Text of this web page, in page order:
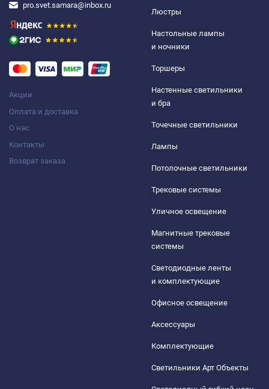
pro.svet.samara@inbox.ru
Акции
Оплата и доставка
О нас
Контакты
Возврат заказа
Люстры
Настольные лампы
и ночники
Торшеры
Настенные светильники
и бра
Точечные светильники
Лампы
Потолочные светильники
Трековые системы
Уличное освещение
Магнитные трековые
системы
Светодиодные ленты
и комплектующие
Офисное освещение
Аксессуары
Комплектующие
Светильники Арт Объекты